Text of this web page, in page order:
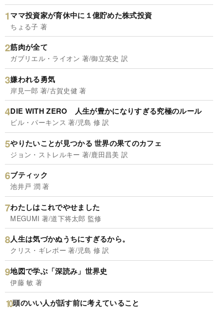
ママ投資家が育休中に１億貯めた株式投資
ちょる子 著
筋肉が全て
ガブリエル・ライオン 著/御立英史 訳
嫌われる勇気
岸見一郎 著/古賀史健 著
DIE WITH ZERO 人生が豊かになりすぎる究極のルール
ビル・パーキンス 著/児島 修 訳
やりたいことが見つかる 世界の果てのカフェ
ジョン・ストレルキー 著/鹿田昌美 訳
ブティック
池井戸 潤 著
わたしはこれでやせました
MEGUMI 著/道下将太郎 監修
人生は気づかぬうちにすぎるから。
クリス・ギレボー 著/児島 修 訳
地図で学ぶ「深読み」世界史
伊藤 敏 著
頭のいい人が話す前に考えていること